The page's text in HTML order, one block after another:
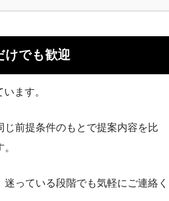
けでも歓迎
ます。
前提条件のもとで提案内容を比
っている段階でも気軽にご連絡く